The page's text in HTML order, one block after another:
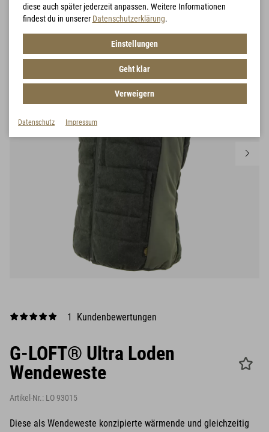
1 Kundenbewertungen
G-LOFT® Ultra Loden
Wendeweste
Artikel-Nr.: LO 93015
Diese als Wendeweste konzipierte wärmende und gleichzeitig
diese auch später jederzeit anpassen. Weitere Informationen
findest du in unserer Datenschutzerklärung.
Einstellungen
Geht klar
Verweigern
Datenschutz Impressum